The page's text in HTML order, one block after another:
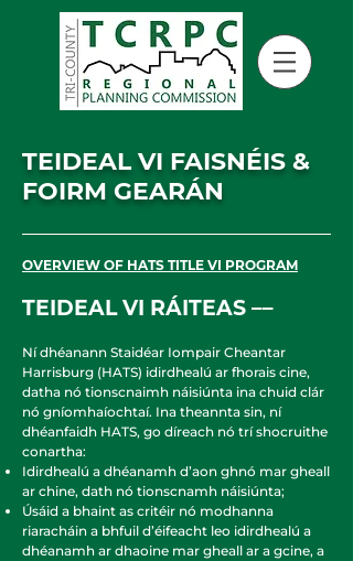
TEIDEAL VI FAISNÉIS &
FOIRM GEARÁN
OVERVIEW OF HATS TITLE VI PROGRAM
TEIDEAL VI RÁITEAS ––
Ní dhéanann Staidéar Iompair Cheantar
Harrisburg (HATS) idirdhealú ar fhorais cine,
datha nó tionscnaimh náisiúnta ina chuid clár
nó gníomhaíochtaí. Ina theannta sin, ní
dhéanfaidh HATS, go díreach nó trí shocruithe
conartha:
Idirdhealú a dhéanamh d’aon ghnó mar gheall
ar chine, dath nó tionscnamh náisiúnta;
Úsáid a bhaint as critéir nó modhanna
riaracháin a bhfuil d’éifeacht leo idirdhealú a
dhéanamh ar dhaoine mar gheall ar a gcine, a